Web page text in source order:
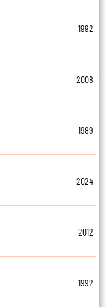
1992
2008
1989
2024
2012
1992